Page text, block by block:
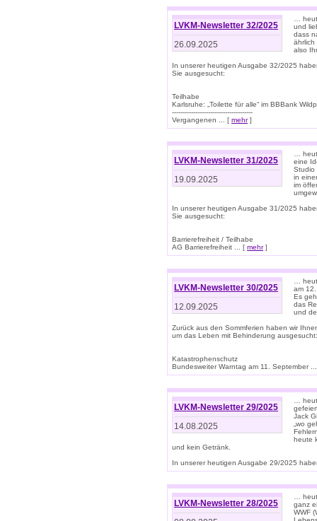
LVKM-Newsletter 32/2025
26.09.2025
…
und
dass
ährlich
also
In unserer heutigen Ausgabe 32/2025
Sie ausgesucht:
Teilhabe
Karlsruhe: „Toilette für alle“ im BBBank
--------------------------------------
Vergangenen ... [ mehr]
LVKM-Newsletter 31/2025
19.09.2025
…
eine
Studio
in
im
In unserer heutigen Ausgabe 31/2025
Sie ausgesucht:
Barrierefreiheit / Teilhabe
AG Barrierefreiheit ... [ mehr]
LVKM-Newsletter 30/2025
12.09.2025
…
am
Es
das
und
Zurück aus den Sommferien haben wir
um das Leben mit Behinderung ausgesucht:
Katastrophenschutz
Bundesweiter Warntag am 11. September
LVKM-Newsletter 29/2025
14.08.2025
…
Jack
„wo
heute
und kein Getränk.
In unserer heutigen Ausgabe 29/2025
LVKM-Newsletter 28/2025
…
ganz
WWF